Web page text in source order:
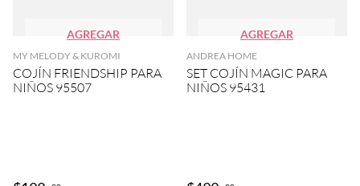
AGREGAR
MY MELODY & KUROMI
COJÍN FRIENDSHIP PARA
NIÑOS 95507
AGREGAR
ANDREA HOME
SET COJÍN MAGIC PARA
NIÑOS 95431